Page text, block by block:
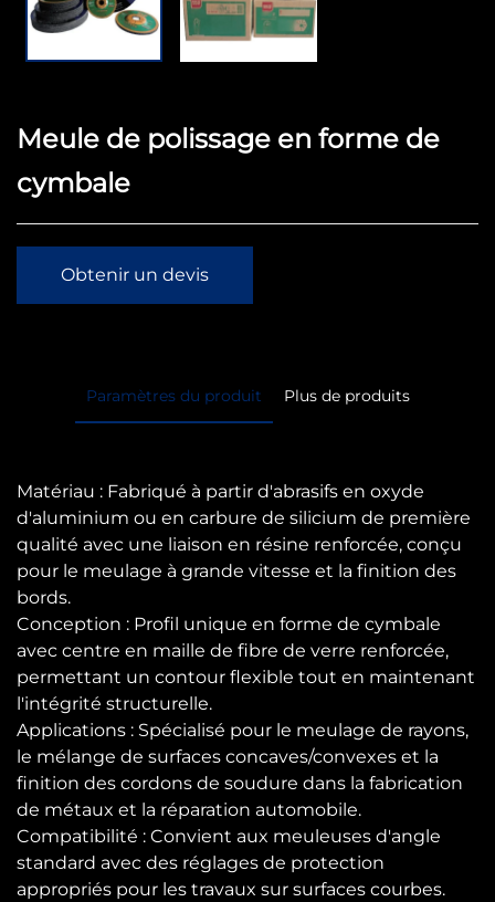
Meule de polissage en forme de
cymbale
Obtenir un devis
Paramètres du produit Plus de produits
Matériau : Fabriqué à partir d'abrasifs en oxyde
d'aluminium ou en carbure de silicium de première
qualité avec une liaison en résine renforcée, conçu
pour le meulage à grande vitesse et la finition des
bords.
Conception : Profil unique en forme de cymbale
avec centre en maille de fibre de verre renforcée,
permettant un contour flexible tout en maintenant
l'intégrité structurelle.
Applications : Spécialisé pour le meulage de rayons,
le mélange de surfaces concaves/convexes et la
finition des cordons de soudure dans la fabrication
de métaux et la réparation automobile.
Compatibilité : Convient aux meuleuses d'angle
standard avec des réglages de protection
appropriés pour les travaux sur surfaces courbes.